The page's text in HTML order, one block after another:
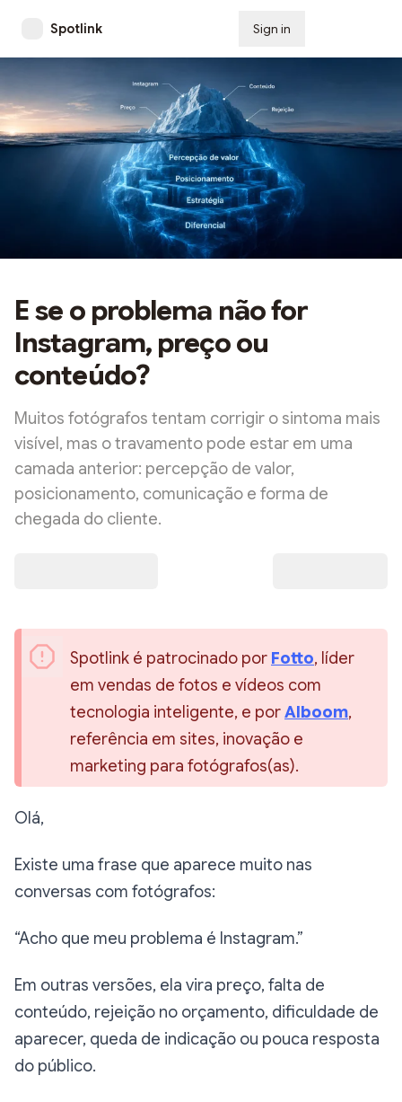
Spotlink Sign in
E se o problema não for
Instagram, preço ou
conteúdo?
Muitos fotógrafos tentam corrigir o sintoma mais
visível, mas o travamento pode estar em uma
camada anterior: percepção de valor,
posicionamento, comunicação e forma de
chegada do cliente.
Spotlink é patrocinado por Fotto, líder
em vendas de fotos e vídeos com
tecnologia inteligente, e por Alboom,
referência em sites, inovação e
marketing para fotógrafos(as).
Olá,
Existe uma frase que aparece muito nas
conversas com fotógrafos:
“Acho que meu problema é Instagram.”
Em outras versões, ela vira preço, falta de
conteúdo, rejeição no orçamento, dificuldade de
aparecer, queda de indicação ou pouca resposta
do público.